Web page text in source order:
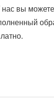
нас вы можете